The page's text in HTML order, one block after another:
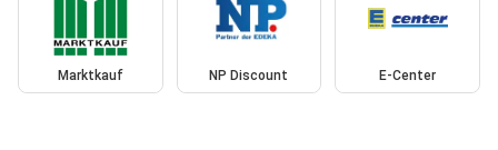
Marktkauf NP Discount E-Center